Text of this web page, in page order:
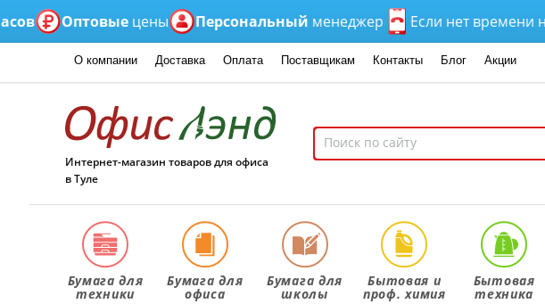
Оптовыецены Персональныйменеджер Если нет времени на
О компании Доставка Оплата Поставщикам Контакты Блог Акции
Интернет-магазин товаров для офиса
в Туле
Бумага для
техники
Бумага для
офиса
Бумага для
школы
Бытовая и
проф. химия
Бытовая
техника